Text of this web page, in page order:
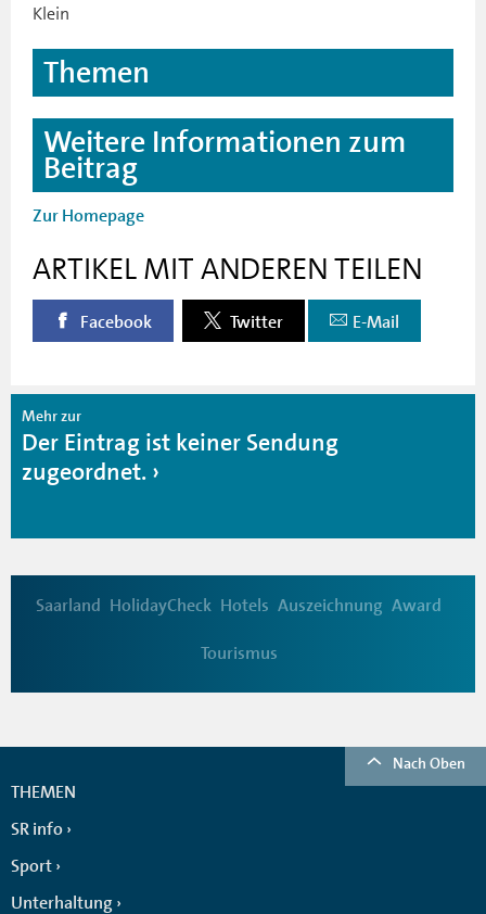
Klein
Themen
Weitere Informationen zum
Beitrag
Zur Homepage
ARTIKEL MIT ANDEREN TEILEN
Facebook Twitter E-Mail
Mehr zur
Der Eintrag ist keiner Sendung
zugeordnet.
Saarland HolidayCheck Hotels Auszeichnung Award
Tourismus
Nach Oben
THEMEN
SR info
Sport
Unterhaltung